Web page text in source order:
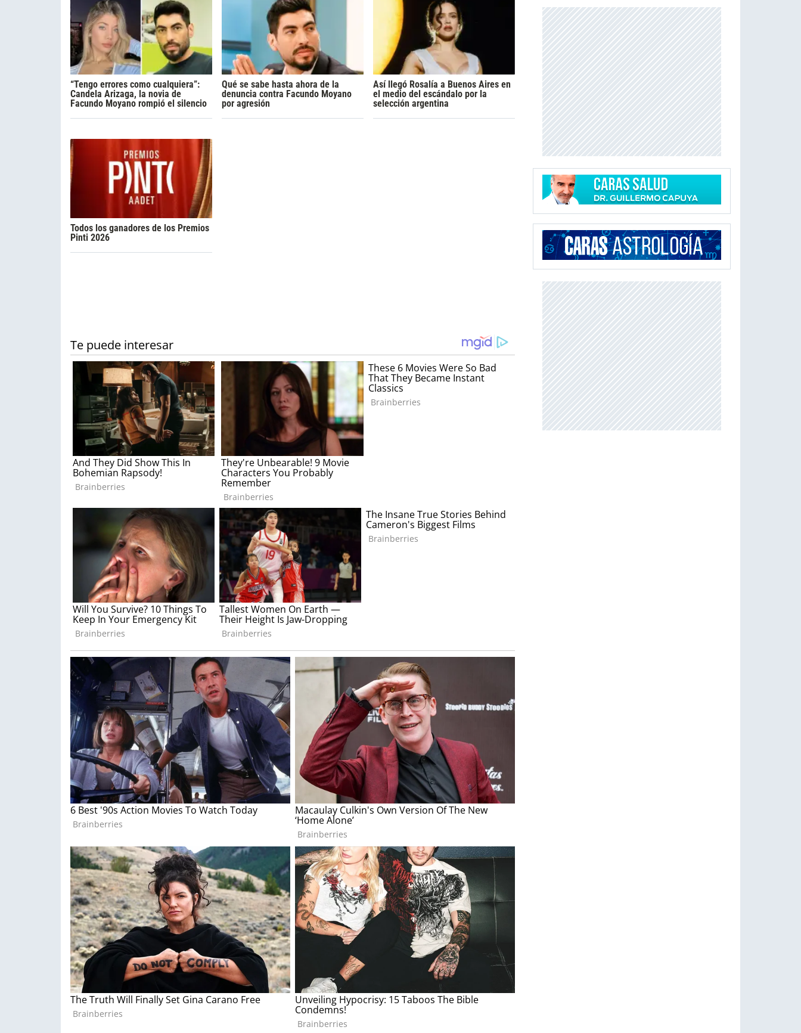
“Tengo errores como cualquiera”:
Candela Arizaga, la novia de
Facundo Moyano rompió el silencio
Qué se sabe hasta ahora de la
denuncia contra Facundo Moyano
por agresión
Así llegó Rosalía a Buenos Aires en
el medio del escándalo por la
selección argentina
Todos los ganadores de los Premios
Pinti 2026